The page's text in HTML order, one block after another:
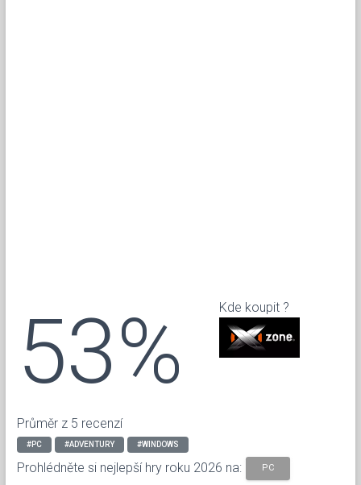
53%
Průměr z 5 recenzí
Kde koupit ?
#PC #ADVENTURY #WINDOWS
Prohlédněte si nejlepší hry roku 2026 na: PC